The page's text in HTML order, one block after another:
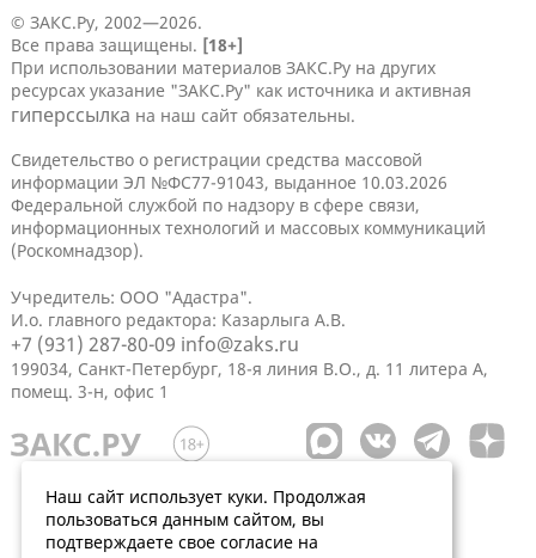
© ЗАКС.Ру, 2002—2026.
Все права защищены. [18+]
При использовании материалов ЗАКС.Ру на других
ресурсах указание "ЗАКС.Ру" как источника и активная
гиперссылка на наш сайт обязательны.
Свидетельство о регистрации средства массовой
информации ЭЛ №ФС77-91043, выданное 10.03.2026
Федеральной службой по надзору в сфере связи,
информационных технологий и массовых коммуникаций
(Роскомнадзор).
Учредитель: ООО "Адастра".
И.о. главного редактора: Казарлыга А.В.
+7 (931) 287-80-09 info@zaks.ru
199034, Санкт-Петербург, 18-я линия В.О., д. 11 литера А,
помещ. 3-н, офис 1
Наш сайт использует куки. Продолжая
пользоваться данным сайтом, вы
подтверждаете свое согласие на